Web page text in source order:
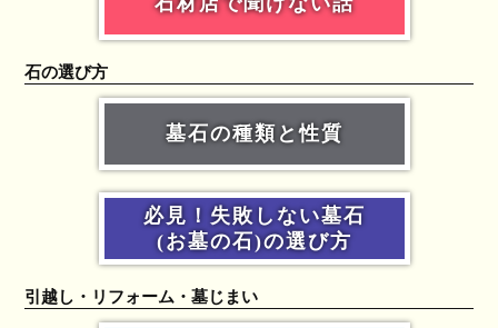
石の選び方
墓石の種類と性質
必見！失敗しない墓石
(お墓の石)の選び方
引越し・リフォーム・墓じまい